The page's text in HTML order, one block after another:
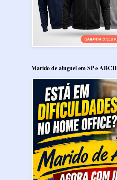
Marido de aluguel em SP e ABCD